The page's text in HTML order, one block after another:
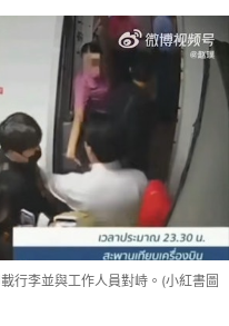
行李並與工作人員對峙。(小紅書圖